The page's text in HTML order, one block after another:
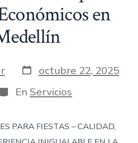
en
Fecha
de
publicación
octubre 22, 2025
En Servicios
PARA FIESTAS – CALIDAD,